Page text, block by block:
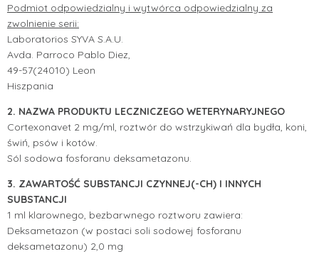
Podmiot odpowiedzialny i wytwórca odpowiedzialny za
zwolnienie serii:
Laboratorios SYVA S.A.U.
Avda. Parroco Pablo Diez,
49-57(24010) Leon
Hiszpania
2. NAZWA PRODUKTU LECZNICZEGO WETERYNARYJNEGO
Cortexonavet 2 mg/ml, roztwór do wstrzykiwań dla bydła, koni,
świń, psów i kotów.
Sól sodowa fosforanu deksametazonu.
3. ZAWARTOŚĆ SUBSTANCJI CZYNNEJ(-CH) I INNYCH
SUBSTANCJI
1 ml klarownego, bezbarwnego roztworu zawiera:
Deksametazon (w postaci soli sodowej fosforanu
deksametazonu) 2,0 mg